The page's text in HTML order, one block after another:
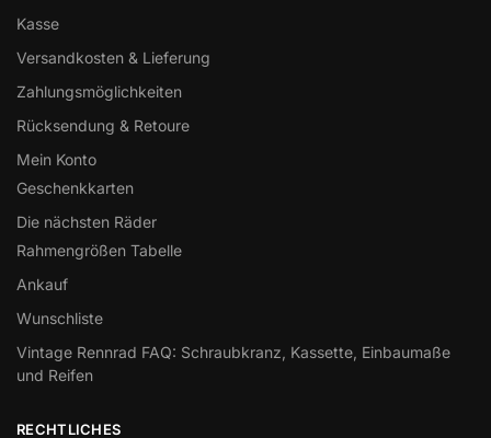
Kasse
Versandkosten & Lieferung
Zahlungsmöglichkeiten
Rücksendung & Retoure
Mein Konto
Geschenkkarten
Die nächsten Räder
Rahmengrößen Tabelle
Ankauf
Wunschliste
Vintage Rennrad FAQ: Schraubkranz, Kassette, Einbaumaße
und Reifen
RECHTLICHES